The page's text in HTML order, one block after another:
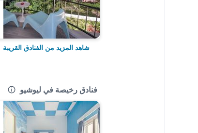
شاهد المزيد من الفنادق القريبة
فنادق رخيصة في ليوشيو